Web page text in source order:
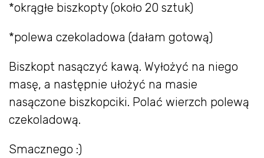
*okrągłe biszkopty (około 20 sztuk)
*polewa czekoladowa (dałam gotową)
Biszkopt nasączyć kawą. Wyłożyć na niego
masę, a następnie ułożyć na masie
nasączone biszkopciki. Polać wierzch polewą
czekoladową.
Smacznego :)